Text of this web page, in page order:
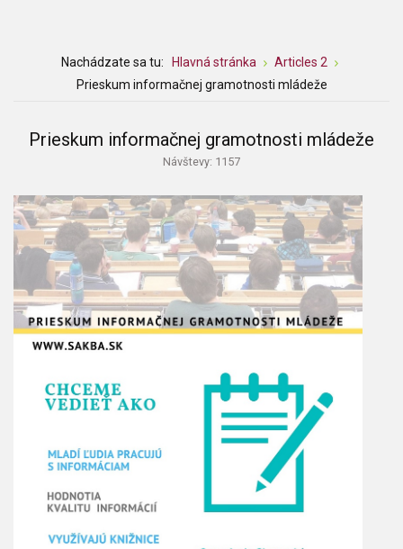
Nachádzate sa tu: Hlavná stránka
Articles 2
Prieskum informačnej gramotnosti mládeže
Prieskum informačnej gramotnosti mládeže
Návštevy: 1157